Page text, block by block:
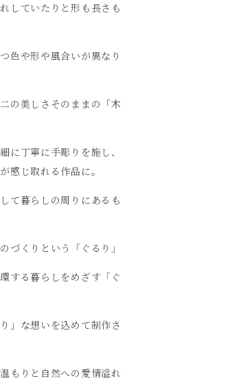
していたりと形も長さも
色や形や風合いが異なり
の美しさそのままの「木
に丁寧に手彫りを施し、
感じ取れる作品に。
て暮らしの周りにあるも
づくりという「ぐるり」
する暮らしをめざす「ぐ
」な想いを込めて制作さ
もりと自然への愛情溢れ